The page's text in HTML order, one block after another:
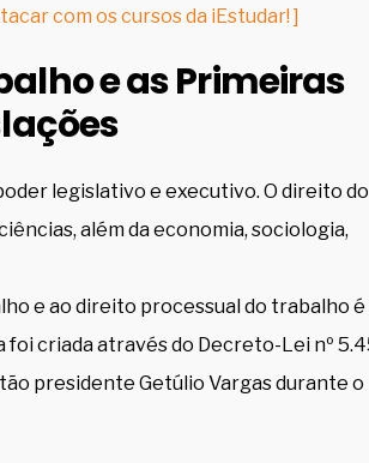
com os cursos da iEstudar! ]
e as Primeiras
legislativo e executivo. O direito do
além da economia, sociologia,
e ao direito processual do trabalho é
foi criada através do Decreto-Lei nº
presidente Getúlio Vargas durante o